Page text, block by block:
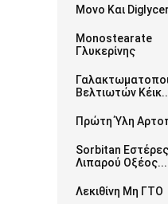
Μονο Και
Monostearate
Γλυκερίνης
Βελτιωτών
Πρώτη Ύλη
Sorbitan Εστέρες
Λιπαρού Οξέος...
Λεκιθίνη Μη ΓΤΟ